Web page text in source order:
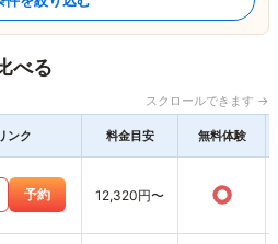
べる
スクロールできます →
ンク 料金目安 無料体験
予約 12,320円〜 ○